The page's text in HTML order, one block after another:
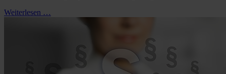
Weiterlesen …